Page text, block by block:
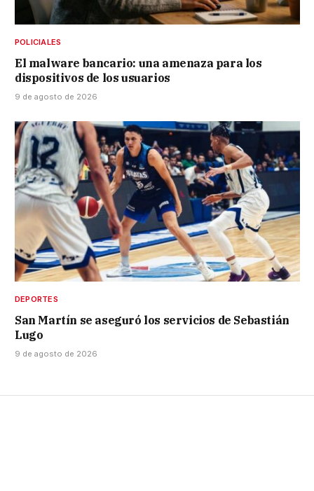
POLICIALES
El malware bancario: una amenaza para los
dispositivos de los usuarios
9 de agosto de 2026
DEPORTES
San Martín se aseguró los servicios de Sebastián
Lugo
9 de agosto de 2026